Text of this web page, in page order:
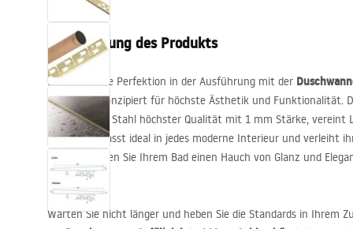
Badezimmerzubehör und Möbel
Beschreibung des Produkts
Entdecken Sie Perfektion in der Ausführung mit der
gebürstet, konzipiert für höchste Ästhetik und Funktionalität.
gefertigt aus Stahl höchster Qualität mit 1 mm Stärke, vereint
Design. Sie passt ideal in jedes moderne Interieur und verleiht
Note. Verleihen Sie Ihrem Bad einen Hauch von Glanz und
Finishs.
Warten Sie nicht länger und heben Sie die Standards in Ihrem